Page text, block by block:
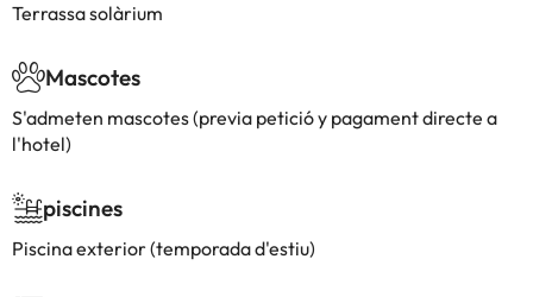
Terrassa solàrium
Mascotes
S'admeten mascotes (previa petició y pagament directe a
l'hotel)
piscines
Piscina exterior (temporada d'estiu)